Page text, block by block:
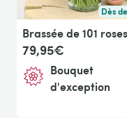
Dès
79,95€
Bouquet
d'exception